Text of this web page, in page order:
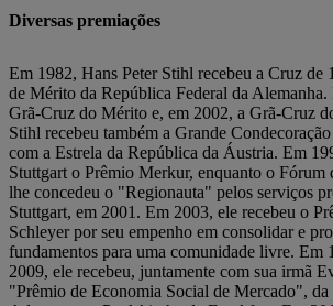
Diversas premiações
Em 1982, Hans Peter Stihl recebeu a Cruz de
de Mérito da República Federal da Alemanha.
Grã-Cruz do Mérito e, em 2002, a Grã-Cruz
Stihl recebeu também a Grande
com a Estrela da República da Áustria. Em
Stuttgart o Prêmio Merkur, enquanto o Fórum
lhe concedeu o "Regionauta" pelos serviços
Stuttgart, em 2001. Em 2003, ele recebeu o
Schleyer por seu empenho em consolidar e
fundamentos para uma comunidade livre. Em
2009, ele recebeu, juntamente com sua irmã
"Prêmio de Economia Social de Mercado",